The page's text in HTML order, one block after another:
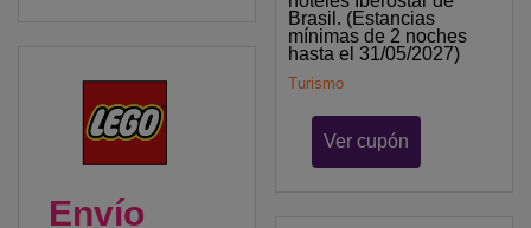
Envío
Brasil. (Estancias
mínimas de 2 noches
hasta el 31/05/2027)
Turismo
Ver cupón